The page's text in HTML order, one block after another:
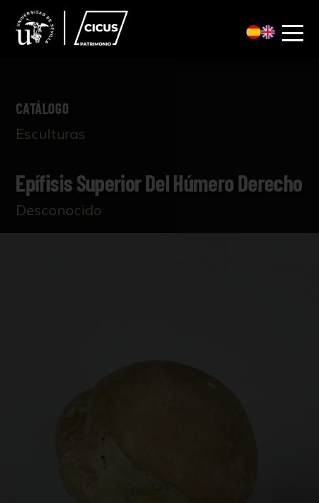
CATÁLOGO
Esculturas
Epífisis Superior Del Húmero Derecho
Desconocido